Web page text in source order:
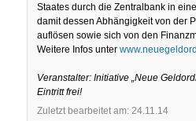
Staates durch die Zentralbank in
damit dessen Abhängigkeit von der
auflösen sowie sich von den
Weitere Infos unter
Veranstalter: Initiative „Neue
Eintritt frei!
Zuletzt bearbeitet am: 24.11.14